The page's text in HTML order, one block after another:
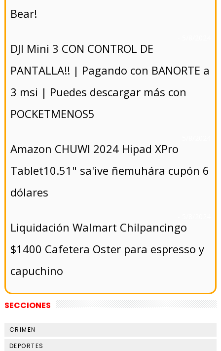
Bear!
DJI Mini 3 CON CONTROL DE
PANTALLA!! | Pagando con BANORTE a
3 msi | Puedes descargar más con
POCKETMENOS5
Amazon CHUWI 2024 Hipad XPro
Tablet10.51" sa'ive ñemuhára cupón 6
dólares
Liquidación Walmart Chilpancingo
$1400 Cafetera Oster para espresso y
capuchino
SECCIONES
CRIMEN
DEPORTES